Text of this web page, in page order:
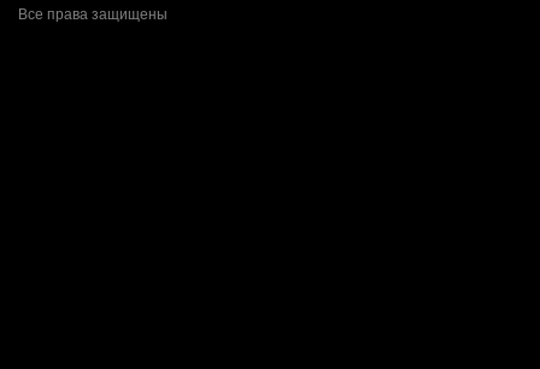
Все права защищены